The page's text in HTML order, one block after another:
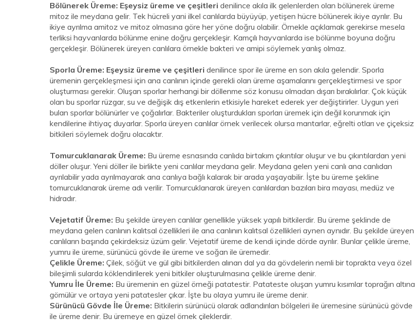
Bölünerek Üreme: Eşeysiz üreme ve çeşitleri denilince akıla ilk gelenlerden olan bölünerek üreme
mitoz ile meydana gelir. Tek hücreli yani ilkel canlılarda büyüyüp, yetişen hücre bölünerek ikiye ayrılır. Bu
ikiye ayrılma amitoz ve mitoz olmasına göre her yöne doğru olabilir. Örnekle açıklamak gerekirse mesela
terliksi hayvanlarda bölünme enine doğru gerçekleşir. Kamçılı hayvanlarda ise bölünme boyuna doğru
gerçekleşir. Bölünerek üreyen canlılara örnekle bakteri ve amipi söylemek yanlış olmaz.
Sporla Üreme: Eşeysiz üreme ve çeşitleri denilince spor ile üreme en son akıla gelendir. Sporla
üremenin gerçekleşmesi için ana canlının içinde gerekli olan üreme aşamalarını gerçekleştirmesi ve spor
oluşturması gerekir. Oluşan sporlar herhangi bir döllenme söz konusu olmadan dışarı bırakılırlar. Çok küçük
olan bu sporlar rüzgar, su ve değişik dış etkenlerin etkisiyle hareket ederek yer değiştirirler. Uygun yeri
bulan sporlar bölünürler ve çoğalırlar. Bakteriler oluşturdukları sporları üremek için değil korunmak için
kendilerine ihtiyaç duyarlar. Sporla üreyen canlılar örnek verilecek olursa mantarlar, eğrelti otları ve çiçeksiz
bitkileri söylemek doğru olacaktır.
Tomurcuklanarak Üreme: Bu üreme esnasında canlıda birtakım çıkıntılar oluşur ve bu çıkıntılardan yeni
döller oluşur. Yeni döller ile birlikte yeni canlılar meydana gelir. Meydana gelen yeni canlı ana canlıdan
ayrılabilir yada ayrılmayarak ana canlıya bağlı kalarak bir arada yaşayabilir. İşte bu üreme şekline
tomurcuklanarak üreme adı verilir. Tomurcuklanarak üreyen canlılardan bazıları bira mayası, medüz ve
hidradır.
Vejetatif Üreme: Bu şekilde üreyen canlılar genellikle yüksek yapılı bitkilerdir. Bu üreme şeklinde de
meydana gelen canlının kalıtsal özellikleri ile ana canlının kalıtsal özellikleri aynen aynıdır. Bu şekilde üreyen
canlıların başında çekirdeksiz üzüm gelir. Vejetatif üreme de kendi içinde dörde ayrılır. Bunlar çelikle üreme,
yumru ile üreme, sürünücü gövde ile üreme ve soğan ile üremedir.
Çelikle Üreme: Çilek, söğüt ve gül gibi bitkilerden alınan dal ya da gövdelerin nemli bir toprakta veya özel
bileşimli sularda köklendirilerek yeni bitkiler oluşturulmasına çelikle üreme denir.
Yumru İle Üreme: Bu üremenin en güzel örneği patatestir. Patateste oluşan yumru kısımlar toprağın altına
gömülür ve ortaya yeni patatesler çıkar. İşte bu olaya yumru ile üreme denir.
Sürünücü Gövde İle Üreme: Bitkilerin sürünücü olarak adlandırılan bölgeleri ile üremesine sürünücü gövde
ile üreme denir. Bu üremeye en güzel örnek çileklerdir.